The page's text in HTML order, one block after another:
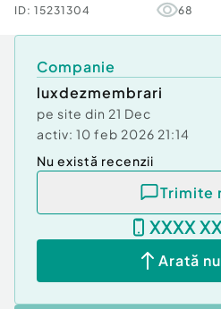
ID: 15231304 68
Companie
luxdezmembrari
pe site din 21 Dec
activ: 10 feb 2026 21:14
Nu există recenzii
Trimite
XXXX
Arată